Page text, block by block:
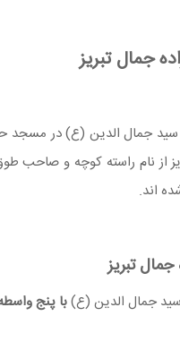
جمال تبریز
جمال الدین (ع) در مسجد
از نام راسته کوچه و صاحب
اند.
تبریز
جمال الدین (ع)با پنج